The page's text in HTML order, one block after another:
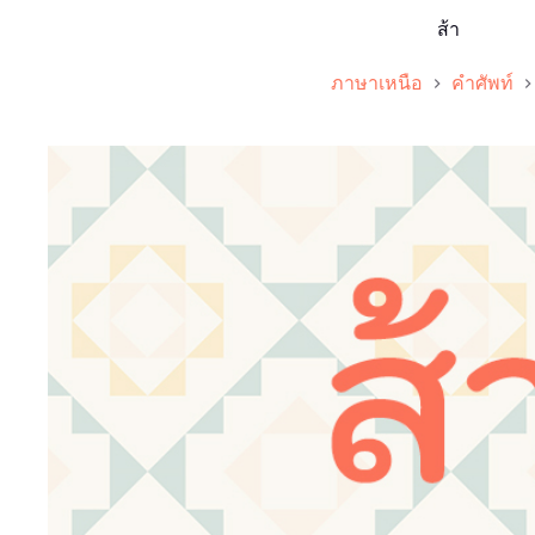
ส้า
ภาษาเหนือ คำศัพท์